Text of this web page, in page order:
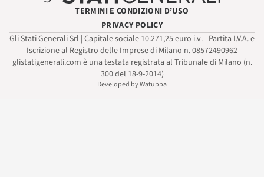
TERMINI E CONDIZIONI D’USO
PRIVACY POLICY
Gli Stati Generali Srl | Capitale sociale 10.271,25 euro i.v. - Partita I.V.A. e
Iscrizione al Registro delle Imprese di Milano n. 08572490962
glistatigenerali.com è una testata registrata al Tribunale di Milano (n.
300 del 18-9-2014)
Developed by Watuppa